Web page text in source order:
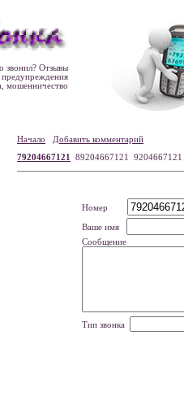
звонил? Отзывы
предупреждения
мошенничество
Начало
Добавить комментарий
79204667121
89204667121 9204667121
Номер
Ваше имя
Сообщение
Тип звонка